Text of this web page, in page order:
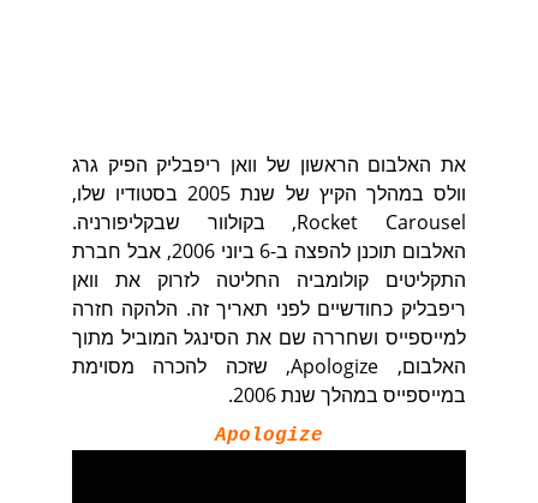
Apologize
את האלבום הראשון של וואן ריפבליק הפיק גרג
וולס במהלך הקיץ של שנת 2005 בסטודיו שלו,
Rocket Carousel, בקולוור שבקליפורניה.
האלבום תוכנן להפצה ב-6 ביוני 2006, אבל חברת
התקליטים קולומביה החליטה לזרוק את וואן
ריפבליק כחודשיים לפני תאריך זה. הלהקה חזרה
למייספייס ושחררה שם את הסינגל המוביל מתוך
האלבום, Apologize, שזכה להכרה מסוימת
במייספייס במהלך שנת 2006.